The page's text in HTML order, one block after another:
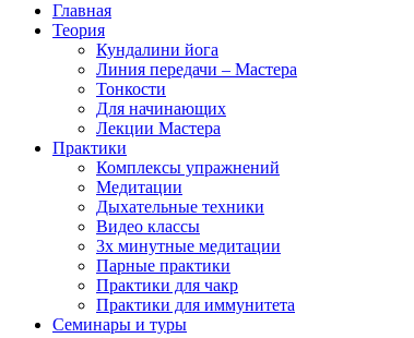
Главная
Теория
Кундалини йога
Линия передачи – Мастера
Тонкости
Для начинающих
Лекции Мастера
Практики
Комплексы упражнений
Медитации
Дыхательные техники
Видео классы
3х минутные медитации
Парные практики
Практики для чакр
Практики для иммунитета
Семинары и туры